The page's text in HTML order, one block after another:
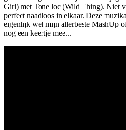
Girl) met Tone loc (Wild Thing). Niet
perfect naadloos in elkaar. Deze
eigenlijk wel mijn allerbeste MashUp
nog een keertje mee...